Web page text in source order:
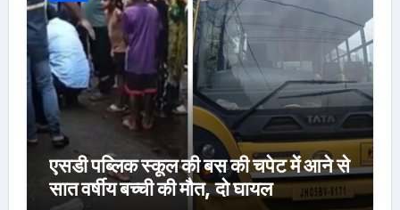
एसडी पब्लिक स्कूल की बस की चपेट में आने से
सात वर्षीय बच्ची की मौत, दो घायल